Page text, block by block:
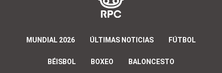
MUNDIAL 2026 ÚLTIMAS NOTICIAS FÚTBOL
BÉISBOL BOXEO BALONCESTO